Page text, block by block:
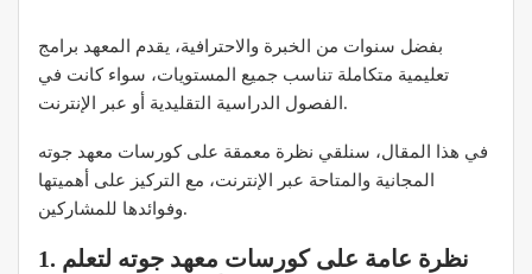
بفضل سنوات من الخبرة والاحترافية، يقدم المعهد برامج
تعليمية متكاملة تناسب جميع المستويات، سواء كانت في
الفصول الدراسية التقليدية أو عبر الإنترنت.
في هذا المقال، سنلقي نظرة معمقة على كورسات معهد جوته
المجانية والمتاحة عبر الإنترنت، مع التركيز على أهميتها
وفوائدها للمشاركين.
1. نظرة عامة على كورسات معهد جوته لتعلم